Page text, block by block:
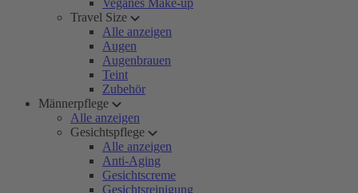
Veganes Make-up
Travel Size
Alle anzeigen
Augen
Augenbrauen
Teint
Zubehör
Männerpflege
Alle anzeigen
Gesichtspflege
Alle anzeigen
Anti-Aging
Gesichtscreme
Gesichtsreinigung